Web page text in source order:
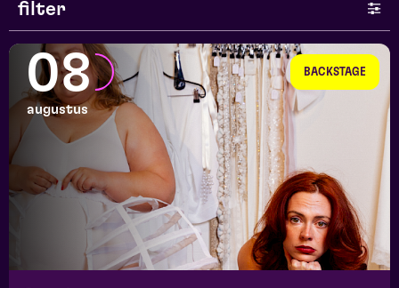
filter
genre
series en selecties
BACKSTAGE
08
augustus